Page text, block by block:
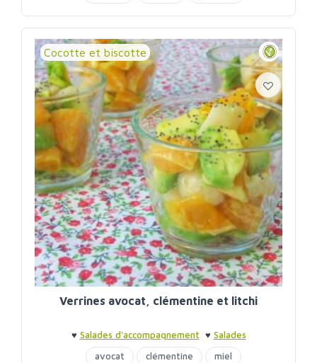
Cocotte et biscotte
Verrines avocat, clémentine et litchi
♥ Salades d'accompagnement ♥ Salades
d'accompagnement
♥ Verrines
avocat clémentine miel